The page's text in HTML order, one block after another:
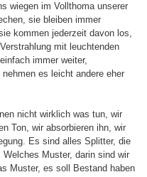
wiegen im Vollthoma unserer
sie bleiben immer
kommen jederzeit davon los,
mit leuchtenden
immer weiter,
es leicht andere eher
nicht wirklich was tun, wir
Ton, wir absorbieren ihn, wir
Es sind alles Splitter, die
Muster, darin sind wir
Muster, es soll Bestand haben